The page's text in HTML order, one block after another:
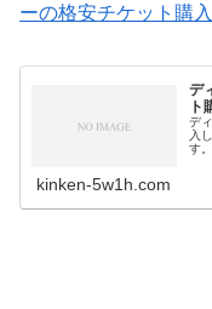
ーの格安チケット購
デ
ト
デ
入
す
い
安
kinken-5w1h.com